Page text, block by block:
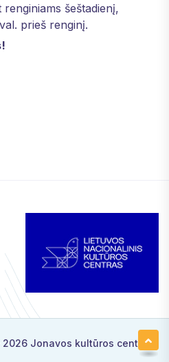
šeštadienį,
prieš renginį.
2026 Jonavos kultūros centras